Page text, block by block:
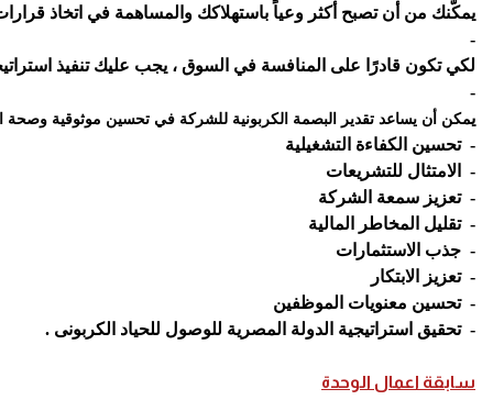
يمكّنك من أن تصبح أكثر وعياً باستهلاكك والمساهمة في اتخاذ
-
لكي تكون قادرًا على المنافسة في السوق ، يجب عليك تنفيذ
-
يمكن أن يساعد تقدير البصمة الكربونية للشركة في تحسين موثوقية وصحة
- تحسين الكفاءة التشغيلية
- الامتثال للتشريعات
- تعزيز سمعة الشركة
- تقليل المخاطر المالية
- جذب الاستثمارات
- تعزيز الابتكار
- تحسين معنويات الموظفين
- تحقيق استراتيجية الدولة المصرية للوصول للحياد الكربونى .
سابقة اعمال الوحدة